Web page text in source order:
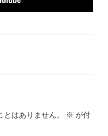
はありません。 ※ が付